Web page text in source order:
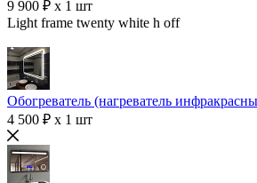
9 900 ₽ x 1 шт
Light frame twenty white h off
Обогреватель (нагреватель
4 500 ₽ x 1 шт